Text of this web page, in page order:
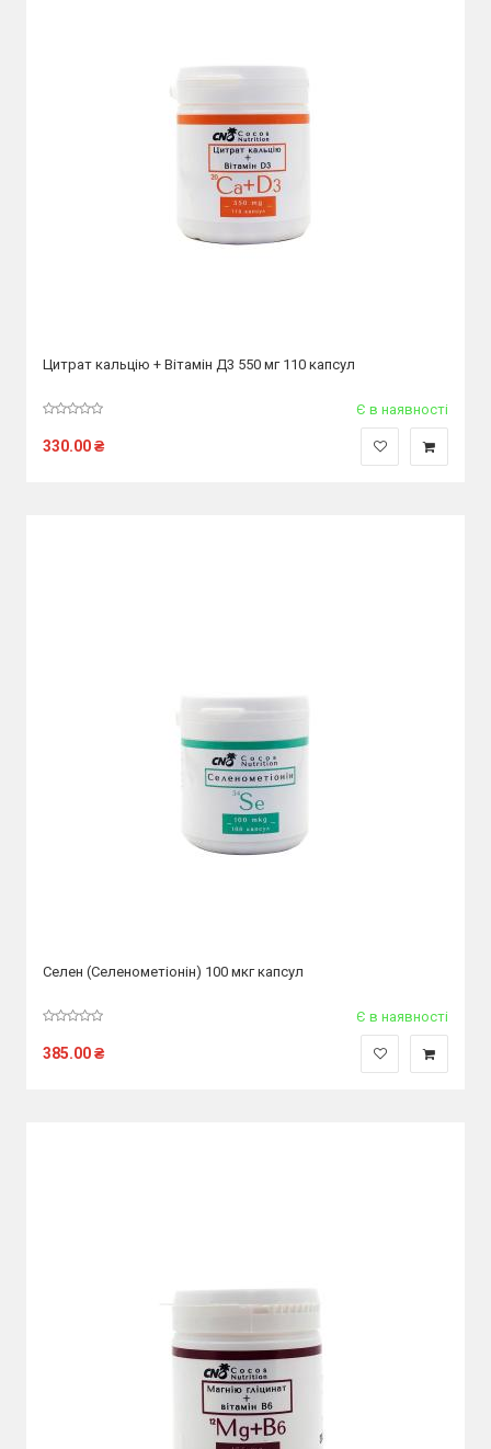
Цитрат кальцію + Вітамін Д3 550 мг 110 капсул
Є в наявності
330.00₴
Селен (Селенометіонін) 100 мкг капсул
Є в наявності
385.00₴